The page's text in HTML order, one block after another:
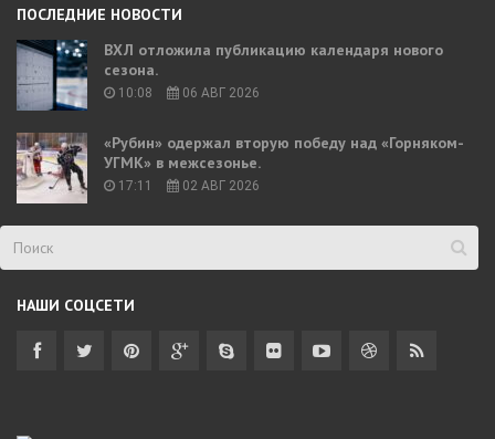
ПОСЛЕДНИЕ НОВОСТИ
ВХЛ отложила публикацию календаря нового
сезона.
10:08 06 АВГ 2026
«Рубин» одержал вторую победу над «Горняком-
УГМК» в межсезонье.
17:11 02 АВГ 2026
НАШИ СОЦСЕТИ